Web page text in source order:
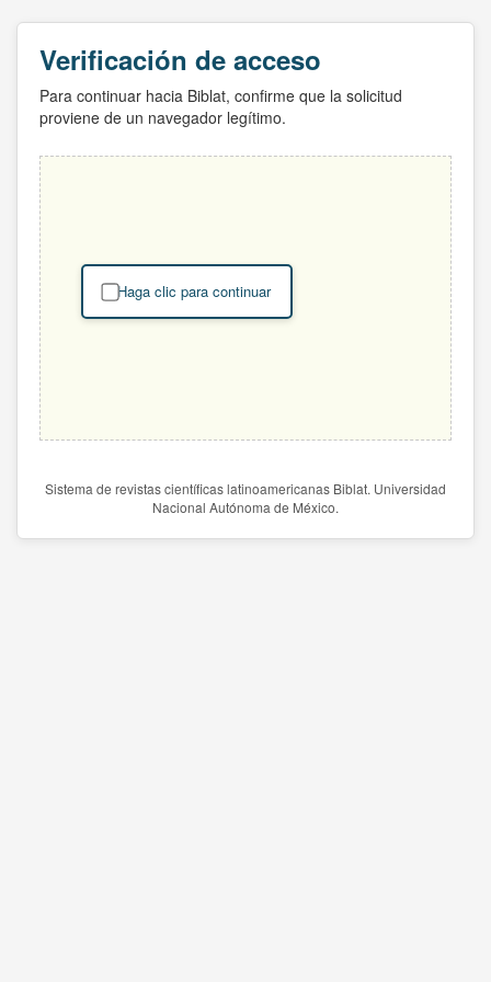
Verificación de acceso
Para continuar hacia Biblat, confirme que la solicitud
proviene de un navegador legítimo.
Haga clic para continuar
Sistema de revistas científicas latinoamericanas Biblat. Universidad
Nacional Autónoma de México.